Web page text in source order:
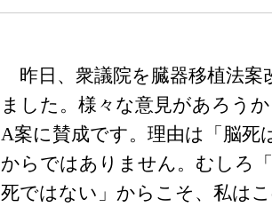
昨日、衆議院を臓器移植法案
ました。様々な意見があろう
A案に賛成です。理由は「脳死
からではありません。むしろ
死ではない」からこそ、私は